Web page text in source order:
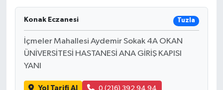
Konak Eczanesi Tuzla
İçmeler Mahallesi Aydemir Sokak 4A OKAN
ÜNİVERSİTESİ HASTANESİ ANA GİRİŞ KAPISI
YANI
Yol Tarifi Al 0 (216) 392 94 94